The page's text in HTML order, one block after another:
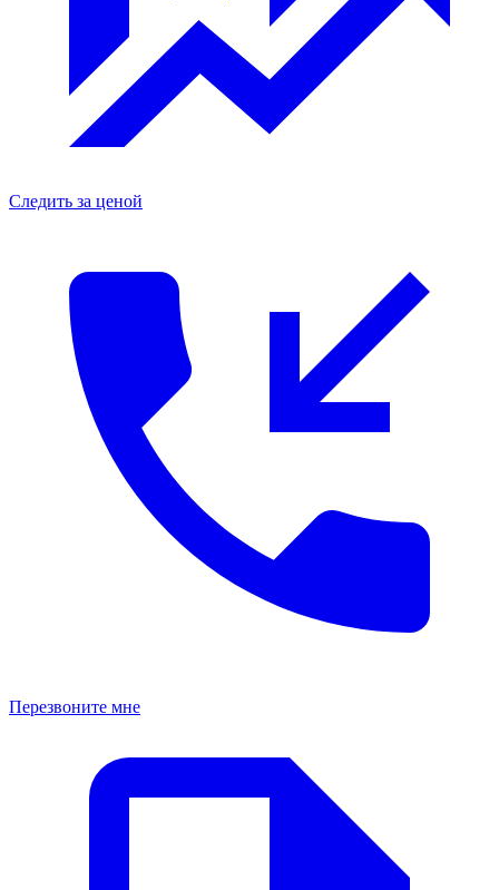
Следить за ценой
Перезвоните мне